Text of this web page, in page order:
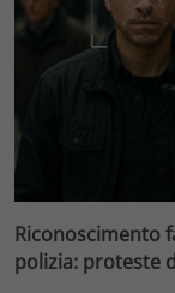
Riconoscimento
polizia: proteste